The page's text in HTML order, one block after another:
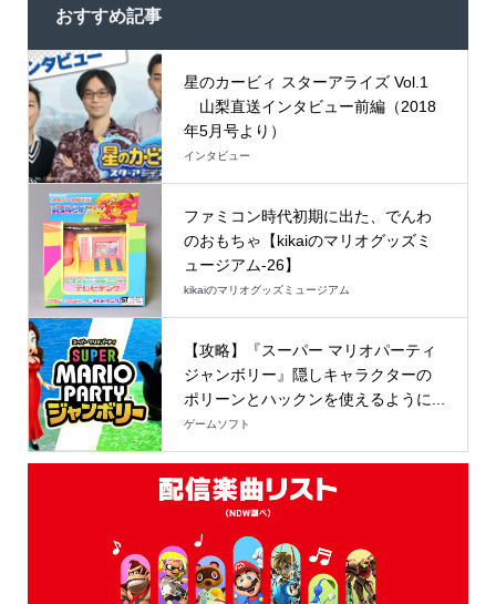
おすすめ記事
星のカービィ スターアライズ Vol.1
山梨直送インタビュー前編（2018
年5月号より）
インタビュー
ファミコン時代初期に出た、でんわ
のおもちゃ【kikaiのマリオグッズミ
ュージアム-26】
kikaiのマリオグッズミュージアム
【攻略】『スーパー マリオパーティ
ジャンボリー』隠しキャラクターの
ポリーンとハックンを使えるように...
ゲームソフト